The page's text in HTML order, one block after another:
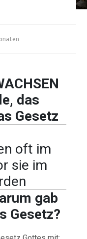
das
Gesetz
oft im
sie im
gab
Gesetz?